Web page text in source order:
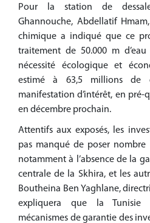
Pour la station de
Ghannouche, Abdellatif
chimique a indiqué que ce
traitement de 50.000 m
nécessité écologique et
estimé à 63,5 millions de
manifestation d’intérêt, en pré-
en décembre prochain.
Attentifs aux exposés, les
pas manqué de poser nombre
notamment à l’absence de la
centrale de la Skhira, et les
Boutheina Ben Yaghlane,
expliquera que la Tunisie
mécanismes de garantie des